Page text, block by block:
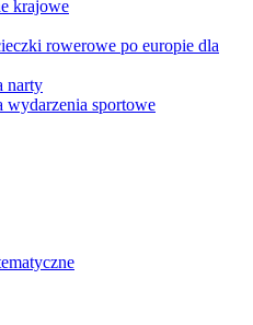
krajowe
rowerowe po europie dla
narty
sportowe